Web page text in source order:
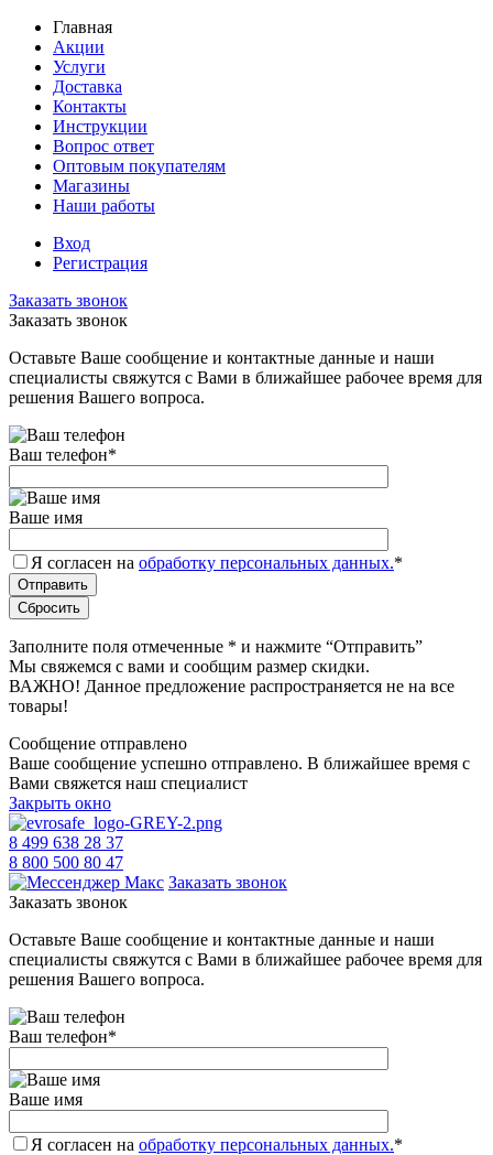
Главная
Акции
Услуги
Доставка
Контакты
Инструкции
Вопрос ответ
Оптовым покупателям
Магазины
Наши работы
Вход
Регистрация
Заказать звонок
Заказать звонок
Оставьте Ваше сообщение и контактные данные и наши
специалисты свяжутся с Вами в ближайшее рабочее время для
решения Вашего вопроса.
Ваш телефон*
Ваше имя
Я согласен на обработку персональных данных.*
Заполните поля отмеченные * и нажмите “Отправить”
Мы свяжемся с вами и сообщим размер скидки.
ВАЖНО! Данное предложение распространяется не на все
товары!
Сообщение отправлено
Ваше сообщение успешно отправлено. В ближайшее время с
Вами свяжется наш специалист
Закрыть окно
8 499 638 28 37
8 800 500 80 47
Заказать звонок
Заказать звонок
Оставьте Ваше сообщение и контактные данные и наши
специалисты свяжутся с Вами в ближайшее рабочее время для
решения Вашего вопроса.
Ваш телефон*
Ваше имя
Я согласен на обработку персональных данных.*